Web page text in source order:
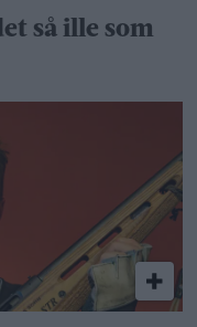
så ille som